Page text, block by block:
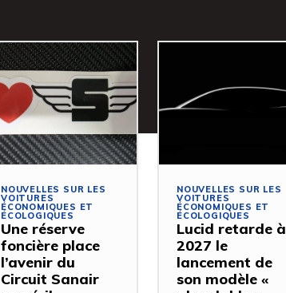
NOUVELLES SUR LES
VOITURES
ÉCONOMIQUES ET
ÉCOLOGIQUES
Une réserve
foncière place
l’avenir du
Circuit Sanair
NOUVELLES SUR LES
VOITURES
ÉCONOMIQUES ET
ÉCOLOGIQUES
Lucid retarde à
2027 le
lancement de
son modèle «